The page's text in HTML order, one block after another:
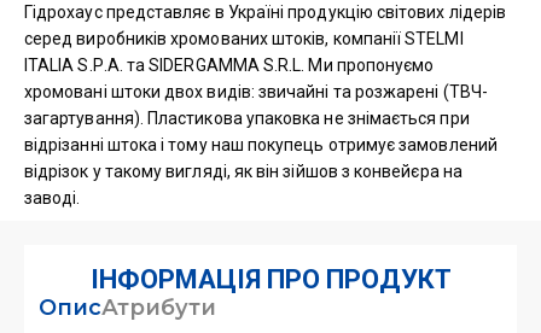
Гідрохаус представляє в Україні продукцію світових лідерів
серед виробників хромованих штоків, компанії STELMI
ITALIA S.Р.A. та SIDERGAMMA S.R.L. Ми пропонуємо
хромовані штоки двох видів: звичайні та розжарені (ТВЧ-
загартування). Пластикова упаковка не знімається при
відрізанні штока і тому наш покупець отримує замовлений
відрізок у такому вигляді, як він зійшов з конвейєра на
заводі.
ІНФОРМАЦІЯ ПРО ПРОДУКТ
ОписАтрибути